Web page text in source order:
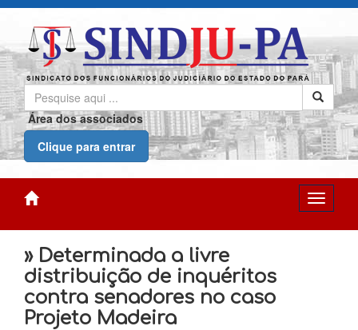
Área dos associados
Clique para entrar
» Determinada a livre
distribuição de inquéritos
contra senadores no caso
Projeto Madeira